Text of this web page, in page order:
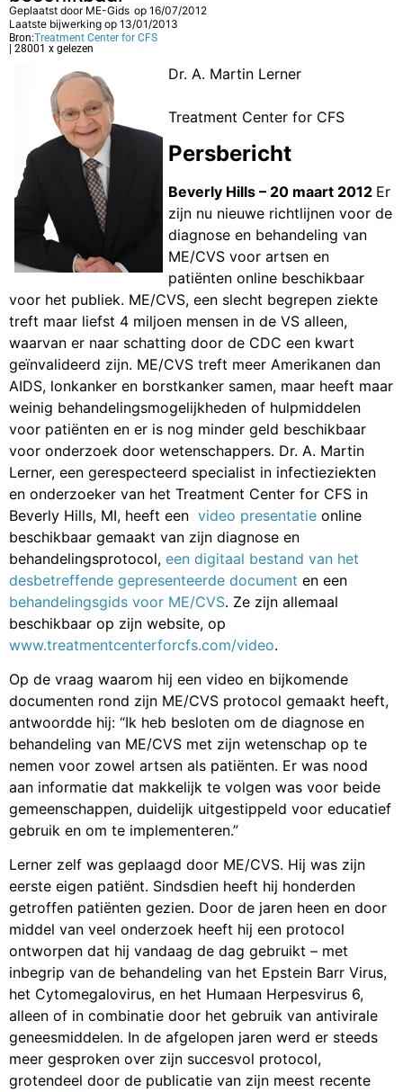
Geplaatst door ME-Gids op 16/07/2012
Laatste bijwerking op 13/01/2013
Bron:Treatment Center for CFS
| 28001 x gelezen
Dr. A. Martin Lerner
Treatment Center for CFS
Persbericht
Beverly Hills – 20 maart 2012 Er
zijn nu nieuwe richtlijnen voor de
diagnose en behandeling van
ME/CVS voor artsen en
patiënten online beschikbaar
voor het publiek. ME/CVS, een slecht begrepen ziekte
treft maar liefst 4 miljoen mensen in de VS alleen,
waarvan er naar schatting door de CDC een kwart
geïnvalideerd zijn. ME/CVS treft meer Amerikanen dan
AIDS, lonkanker en borstkanker samen, maar heeft maar
weinig behandelingsmogelijkheden of hulpmiddelen
voor patiënten en er is nog minder geld beschikbaar
voor onderzoek door wetenschappers. Dr. A. Martin
Lerner, een gerespecteerd specialist in infectieziekten
en onderzoeker van het Treatment Center for CFS in
Beverly Hills, MI, heeft een video presentatie online
beschikbaar gemaakt van zijn diagnose en
behandelingsprotocol, een digitaal bestand van het
desbetreffende gepresenteerde document en een
behandelingsgids voor ME/CVS. Ze zijn allemaal
beschikbaar op zijn website, op
www.treatmentcenterforcfs.com/video.
Op de vraag waarom hij een video en bijkomende
documenten rond zijn ME/CVS protocol gemaakt heeft,
antwoordde hij: “Ik heb besloten om de diagnose en
behandeling van ME/CVS met zijn wetenschap op te
nemen voor zowel artsen als patiënten. Er was nood
aan informatie dat makkelijk te volgen was voor beide
gemeenschappen, duidelijk uitgestippeld voor educatief
gebruik en om te implementeren.”
Lerner zelf was geplaagd door ME/CVS. Hij was zijn
eerste eigen patiënt. Sindsdien heeft hij honderden
getroffen patiënten gezien. Door de jaren heen en door
middel van veel onderzoek heeft hij een protocol
ontworpen dat hij vandaag de dag gebruikt – met
inbegrip van de behandeling van het Epstein Barr Virus,
het Cytomegalovirus, en het Humaan Herpesvirus 6,
alleen of in combinatie door het gebruik van antivirale
geneesmiddelen. In de afgelopen jaren werd er steeds
meer gesproken over zijn succesvol protocol,
grotendeel door de publicatie van zijn meest recente